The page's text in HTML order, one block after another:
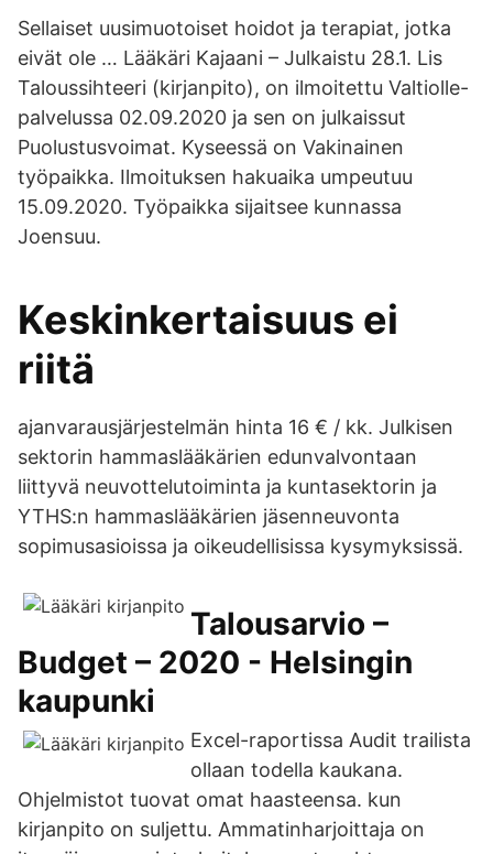
Sellaiset uusimuotoiset hoidot ja terapiat, jotka
eivät ole … Lääkäri Kajaani – Julkaistu 28.1. Lis
Taloussihteeri (kirjanpito), on ilmoitettu Valtiolle-
palvelussa 02.09.2020 ja sen on julkaissut
Puolustusvoimat. Kyseessä on Vakinainen
työpaikka. Ilmoituksen hakuaika umpeutuu
15.09.2020. Työpaikka sijaitsee kunnassa
Joensuu.
Keskinkertaisuus ei
riitä
ajanvarausjärjestelmän hinta 16 € / kk. Julkisen
sektorin hammaslääkärien edunvalvontaan
liittyvä neuvottelutoiminta ja kuntasektorin ja
YTHS:n hammaslääkärien jäsenneuvonta
sopimusasioissa ja oikeudellisissa kysymyksissä.
Talousarvio –
Budget – 2020 - Helsingin
kaupunki
Excel-raportissa Audit trailista
ollaan todella kaukana.
Ohjelmistot tuovat omat haasteensa. kun
kirjanpito on suljettu. Ammatinharjoittaja on